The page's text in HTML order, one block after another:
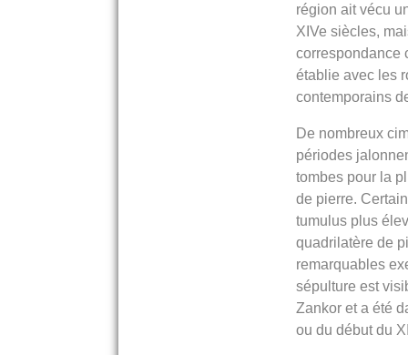
région ait vécu
XIVe siècles,
correspondance
établie avec les
contemporains
De nombreux
périodes
tombes pour la
de pierre.
tumulus plus
quadrilatère de
remarquables
sépulture est
Zankor et a été
ou du début du